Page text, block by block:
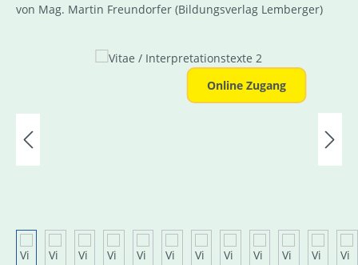
von Mag. Martin Freundorfer (Bildungsverlag Lemberger)
Bildergalerie überspringen
Online Zugang